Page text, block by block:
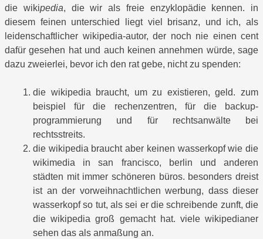
die wikipedia, die wir als freie enzyklopädie kennen. in
diesem feinen unterschied liegt viel brisanz, und ich, als
leidenschaftlicher wikipedia-autor, der noch nie einen cent
dafür gesehen hat und auch keinen annehmen würde, sage
dazu zweierlei, bevor ich den rat gebe, nicht zu spenden:
die wikipedia braucht, um zu existieren, geld. zum
beispiel für die rechenzentren, für die backup-
programmierung und für rechtsanwälte bei
rechtsstreits.
die wikipedia braucht aber keinen wasserkopf wie die
wikimedia in san francisco, berlin und anderen
städten mit immer schöneren büros. besonders dreist
ist an der vorweihnachtlichen werbung, dass dieser
wasserkopf so tut, als sei er die schreibende zunft, die
die wikipedia groß gemacht hat. viele wikipedianer
sehen das als anmaßung an.